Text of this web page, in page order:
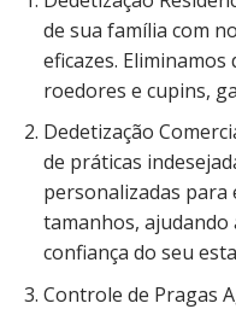
de sua família com
eficazes.
roedores e cupins,
Dedetização
de práticas
personalizadas para
tamanhos, ajudando
confiança do seu
Controle de Pragas